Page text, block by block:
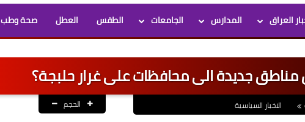
العراق المدارس الجامعات الطقس العطل صحة وطب
جديدة الى محافظات على غرار حلبجة؟
الاخبار السياسية الحجم